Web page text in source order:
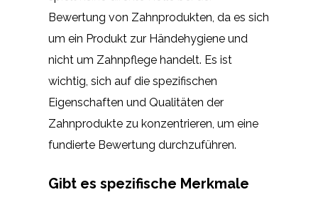
Bewertung von Zahnprodukten, da es sich
um ein Produkt zur Händehygiene und
nicht um Zahnpflege handelt. Es ist
wichtig, sich auf die spezifischen
Eigenschaften und Qualitäten der
Zahnprodukte zu konzentrieren, um eine
fundierte Bewertung durchzuführen.
Gibt es spezifische Merkmale